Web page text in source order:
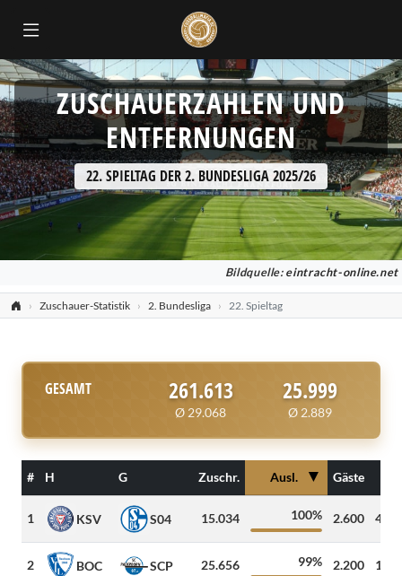
ZUSCHAUERZAHLEN UND
ENTFERNUNGEN
22. SPIELTAG DER 2. BUNDESLIGA 2025/26
Bildquelle: eintracht-online.net
Zuschauer-Statistik 2. Bundesliga 22. Spieltag
GESAMT 261.613
Ø 29.068
25.999
Ø 2.889
# H G Zuschr. Ausl. ▼ Gäste
1 KSV S04 15.034 100% 2.600 440
2 BOC SCP 25.656 99% 2.200 117